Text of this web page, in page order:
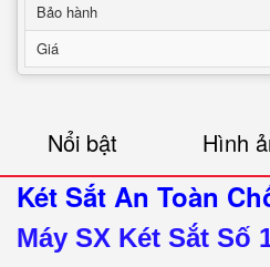
Bảo hành
Giá
Nổi bật Hình
Két Sắt An Toàn
Máy SX Két Sắt Số